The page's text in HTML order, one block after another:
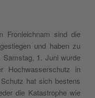
Fron­leich­nam sind die
und haben zu
Sams­tag, 1. Juni wur­de
Hoch­was­ser­schutz in
hat sich bes­tens
die Kata­stro­phe wie